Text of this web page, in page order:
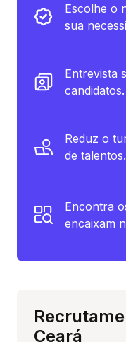
Escolhe o
sua
Entrevista
candidatos.
Reduz o
de talentos.
Encontra
encaixam
Ceará